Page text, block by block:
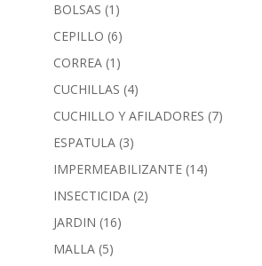
BOLSAS (1)
CEPILLO (6)
CORREA (1)
CUCHILLAS (4)
CUCHILLO Y AFILADORES (7)
ESPATULA (3)
IMPERMEABILIZANTE (14)
INSECTICIDA (2)
JARDIN (16)
MALLA (5)